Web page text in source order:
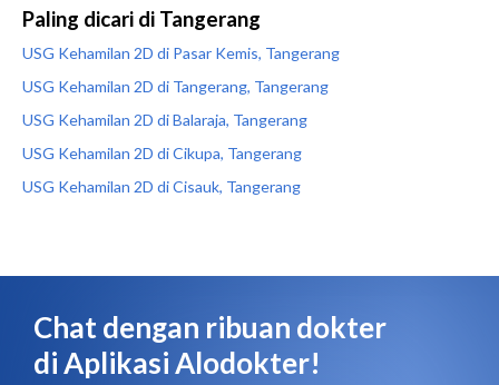
Paling dicari di Tangerang
USG Kehamilan 2D di Pasar Kemis, Tangerang
USG Kehamilan 2D di Tangerang, Tangerang
USG Kehamilan 2D di Balaraja, Tangerang
USG Kehamilan 2D di Cikupa, Tangerang
USG Kehamilan 2D di Cisauk, Tangerang